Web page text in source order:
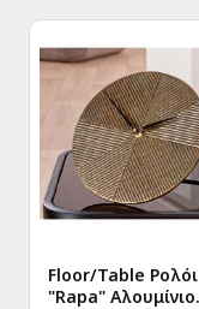
Floor/Table Ρολόι
"Rapa" Αλουμίνιο